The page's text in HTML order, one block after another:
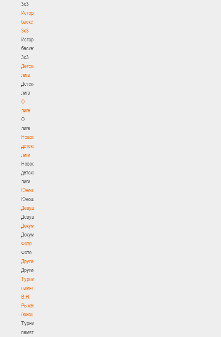
3х3
История
баскетбола
3х3
История
баскетбола
3х3
Детская
лига
Детская
лига
О
лиге
О
лиге
Новости
детской
лиги
Новости
детской
лиги
Юноши
Юноши
Девушки
Девушки
Документы
Документы
Фото
Фото
Другие
Другие
Турнир
памяти
В.Н.
Рыженкова
(юноши)
Турнир
памяти